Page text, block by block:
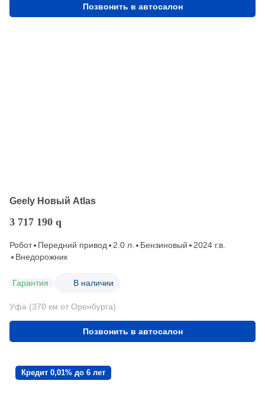
Позвонить в автосалон
Geely Новый Atlas
3 717 190 q
Робот Передний привод 2.0 л. Бензиновый
2024 г.в.
Внедорожник
Гарантия В наличии
Уфа (370 км от Оренбурга)
Позвонить в автосалон
Кредит 0,01% до 6 лет